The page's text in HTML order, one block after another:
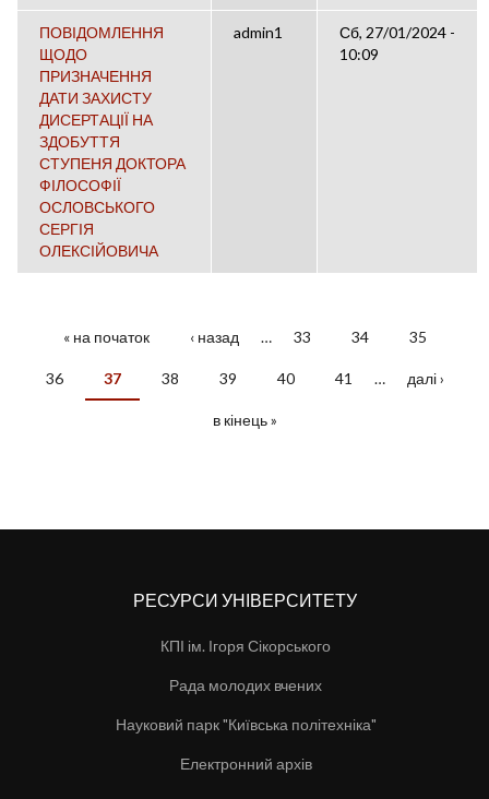
ПОВІДОМЛЕННЯ
ЩОДО
ПРИЗНАЧЕННЯ
ДАТИ ЗАХИСТУ
ДИСЕРТАЦІЇ НА
ЗДОБУТТЯ
СТУПЕНЯ ДОКТОРА
ФІЛОСОФІЇ
ОСЛОВСЬКОГО
СЕРГІЯ
ОЛЕКСІЙОВИЧА
admin1
Сб, 27/01/2024 -
10:09
« на початок ‹ назад … 33 34 35
36 37 38 39 40 41 … далі ›
в кінець »
РЕСУРСИ УНІВЕРСИТЕТУ
КПІ ім. Ігоря Сікорського
Рада молодих вчених
Науковий парк "Київська політехніка"
Електронний архів